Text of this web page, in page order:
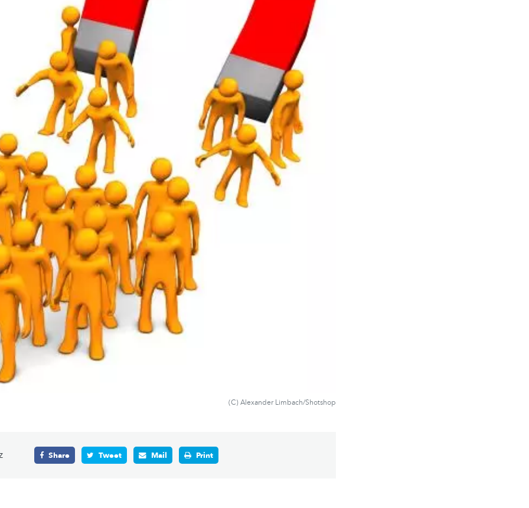
(C) Alexander Limbach/Shotshop
Share Tweet Mail Print